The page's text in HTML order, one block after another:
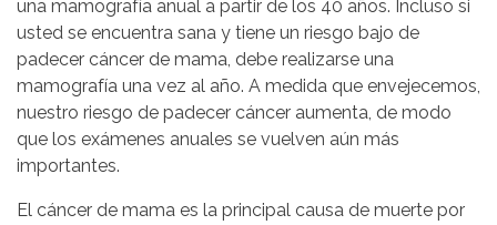
una mamografía anual a partir de los 40 años. Incluso si
usted se encuentra sana y tiene un riesgo bajo de
padecer cáncer de mama, debe realizarse una
mamografía una vez al año. A medida que envejecemos,
nuestro riesgo de padecer cáncer aumenta, de modo
que los exámenes anuales se vuelven aún más
importantes.
El cáncer de mama es la principal causa de muerte por